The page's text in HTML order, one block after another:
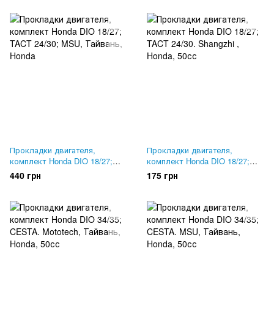
Прокладки двигателя,
комплект Honda DIO 18/27;
TACT 24/30; MSU, Тайвань
440 грн
Прокладки двигателя,
комплект Honda DIO 18/27;
TACT 24/30. Shangzhi
175 грн